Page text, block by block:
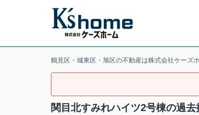
鶴見区・城東区・旭区の不動産は株式会社ケーズ
関目北すみれハイツ2号棟の過